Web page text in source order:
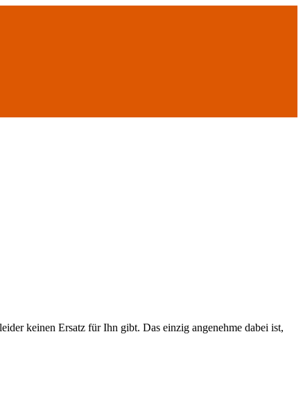
keinen Ersatz für Ihn gibt. Das einzig angenehme dabei ist,